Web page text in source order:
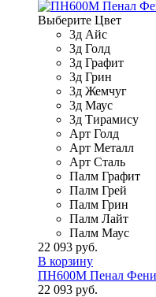
Выберите Цвет
3д Айс
3д Голд
3д Графит
3д Грин
3д Жемчуг
3д Маус
3д Тирамису
Арт Голд
Арт Металл
Арт Сталь
Палм Графит
Палм Грей
Палм Грин
Палм Лайт
Палм Маус
22 093 руб.
В корзину
ПН600М Пенал
22 093 руб.